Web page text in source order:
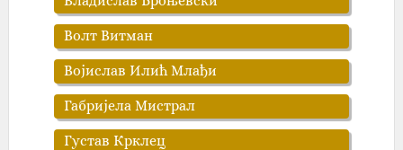
Волт Витман
Војислав Илић Млађи
Габријела Мистрал
Густав Крклец